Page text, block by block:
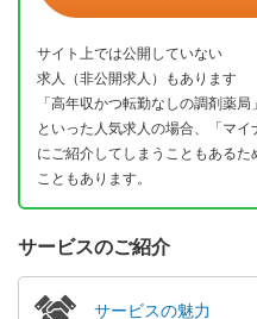
サイト上では公開していない
求人（非公開求人）もあります
「高年収かつ転勤なしの調剤薬
といった人気求人の場合、「マ
にご紹介してしまうこともある
こともあります。
サービスのご紹介
サービスの魅力